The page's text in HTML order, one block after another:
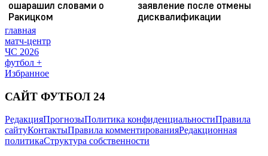
главная
матч-центр
ЧС 2026
футбол +
Избранное
САЙТ ФУТБОЛ 24
РедакцияПрогнозыПолитика конфиденциальностиПравила
сайтуКонтактыПравила комментированияРедакционная
политикаСтруктура собственности